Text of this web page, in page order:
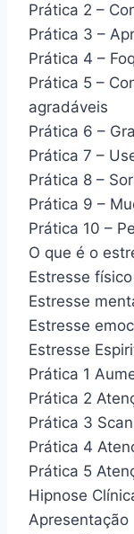
Prática 2 –
Prática 3 –
Prática 4 –
Prática 5 –
agradáveis
Prática 6 –
Prática 7 –
Prática 8 –
Prática 9 –
Prática 10 –
O que é o
Estresse físico
Estresse
Estresse
Estresse
Prática 1
Prática 2
Prática 3
Prática 4
Prática 5
Hipnose
Apresentação